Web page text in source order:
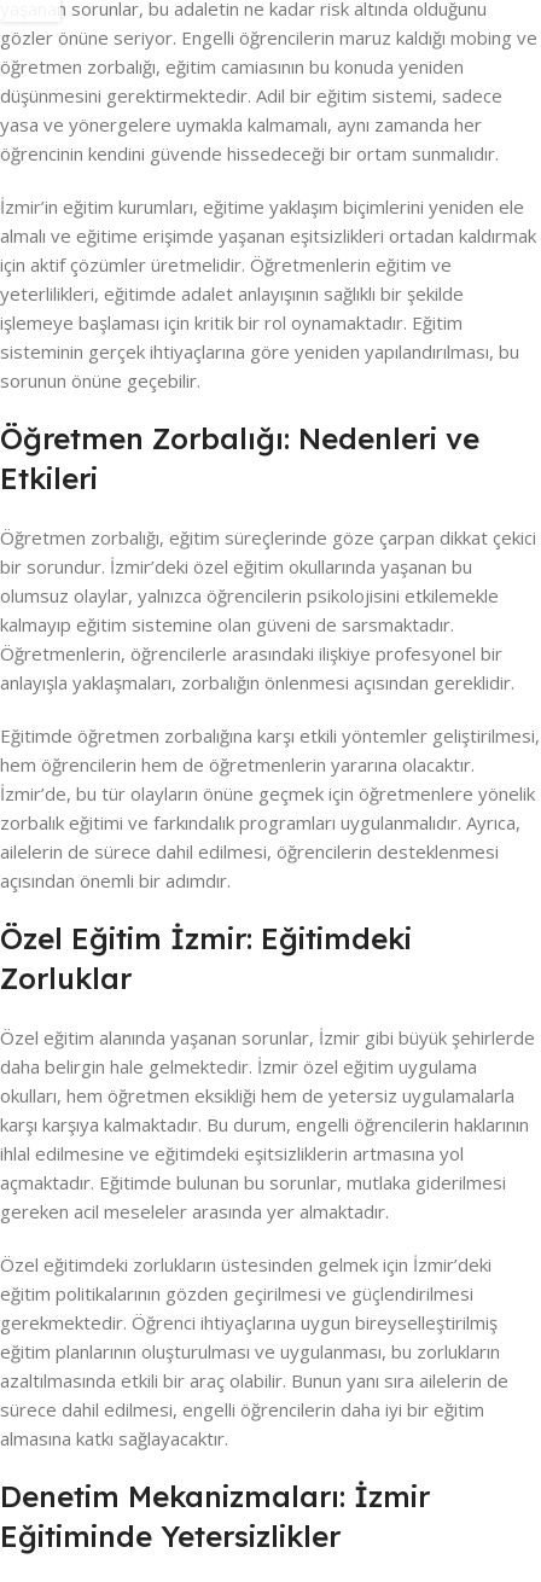
yaşanan sorunlar, bu adaletin ne kadar risk altında olduğunu
gözler önüne seriyor. Engelli öğrencilerin maruz kaldığı mobing ve
öğretmen zorbalığı, eğitim camiasının bu konuda yeniden
düşünmesini gerektirmektedir. Adil bir eğitim sistemi, sadece
yasa ve yönergelere uymakla kalmamalı, aynı zamanda her
öğrencinin kendini güvende hissedeceği bir ortam sunmalıdır.
İzmir’in eğitim kurumları, eğitime yaklaşım biçimlerini yeniden ele
almalı ve eğitime erişimde yaşanan eşitsizlikleri ortadan kaldırmak
için aktif çözümler üretmelidir. Öğretmenlerin eğitim ve
yeterlilikleri, eğitimde adalet anlayışının sağlıklı bir şekilde
işlemeye başlaması için kritik bir rol oynamaktadır. Eğitim
sisteminin gerçek ihtiyaçlarına göre yeniden yapılandırılması, bu
sorunun önüne geçebilir.
Öğretmen Zorbalığı: Nedenleri ve
Etkileri
Öğretmen zorbalığı, eğitim süreçlerinde göze çarpan dikkat çekici
bir sorundur. İzmir’deki özel eğitim okullarında yaşanan bu
olumsuz olaylar, yalnızca öğrencilerin psikolojisini etkilemekle
kalmayıp eğitim sistemine olan güveni de sarsmaktadır.
Öğretmenlerin, öğrencilerle arasındaki ilişkiye profesyonel bir
anlayışla yaklaşmaları, zorbalığın önlenmesi açısından gereklidir.
Eğitimde öğretmen zorbalığına karşı etkili yöntemler geliştirilmesi,
hem öğrencilerin hem de öğretmenlerin yararına olacaktır.
İzmir’de, bu tür olayların önüne geçmek için öğretmenlere yönelik
zorbalık eğitimi ve farkındalık programları uygulanmalıdır. Ayrıca,
ailelerin de sürece dahil edilmesi, öğrencilerin desteklenmesi
açısından önemli bir adımdır.
Özel Eğitim İzmir: Eğitimdeki
Zorluklar
Özel eğitim alanında yaşanan sorunlar, İzmir gibi büyük şehirlerde
daha belirgin hale gelmektedir. İzmir özel eğitim uygulama
okulları, hem öğretmen eksikliği hem de yetersiz uygulamalarla
karşı karşıya kalmaktadır. Bu durum, engelli öğrencilerin haklarının
ihlal edilmesine ve eğitimdeki eşitsizliklerin artmasına yol
açmaktadır. Eğitimde bulunan bu sorunlar, mutlaka giderilmesi
gereken acil meseleler arasında yer almaktadır.
Özel eğitimdeki zorlukların üstesinden gelmek için İzmir’deki
eğitim politikalarının gözden geçirilmesi ve güçlendirilmesi
gerekmektedir. Öğrenci ihtiyaçlarına uygun bireyselleştirilmiş
eğitim planlarının oluşturulması ve uygulanması, bu zorlukların
azaltılmasında etkili bir araç olabilir. Bunun yanı sıra ailelerin de
sürece dahil edilmesi, engelli öğrencilerin daha iyi bir eğitim
almasına katkı sağlayacaktır.
Denetim Mekanizmaları: İzmir
Eğitiminde Yetersizlikler